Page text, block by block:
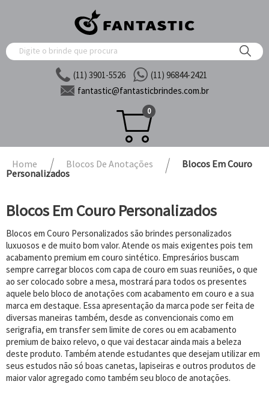
(11) 3901-5526
(11) 96844-2421
fantastic@fantasticbrindes.com.br
0
Home Blocos De Anotações
Blocos Em Couro
Personalizados
Blocos Em Couro Personalizados
Blocos em Couro Personalizados são brindes personalizados
luxuosos e de muito bom valor. Atende os mais exigentes pois tem
acabamento premium em couro sintético. Empresários buscam
sempre carregar blocos com capa de couro em suas reuniões, o que
ao ser colocado sobre a mesa, mostrará para todos os presentes
aquele belo bloco de anotações com acabamento em couro e a sua
marca em destaque. Essa apresentação da marca pode ser feita de
diversas maneiras também, desde as convencionais como em
serigrafia, em transfer sem limite de cores ou em acabamento
premium de baixo relevo, o que vai destacar ainda mais a beleza
deste produto. Também atende estudantes que desejam utilizar em
seus estudos não só boas canetas, lapiseiras e outros produtos de
maior valor agregado como também seu bloco de anotações.